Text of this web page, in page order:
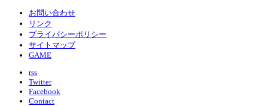
お問い合わせ
リンク
プライバシーポリシー
サイトマップ
GAME
rss
Twitter
Facebook
Contact